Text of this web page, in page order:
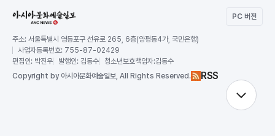
PC 버전
주소: 서울특별시 영등포구 선유로 265, 6층(양평동4가, 국민은행)
사업자등록번호: 755-87-02429
편집인: 박진우 발행인: 김동수 청소년보호책임자:김동수
Copyright by 아시아문화예술일보, All Rights Reserved. RSS